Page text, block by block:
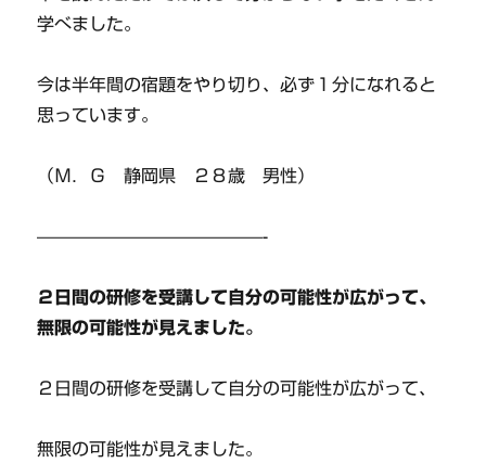
学べました。
今は半年間の宿題をやり切り、必ず１分になれると
思っています。
（Ｍ．Ｇ 静岡県 ２８歳 男性）
—————————————-
２日間の研修を受講して自分の可能性が広がって、
無限の可能性が見えました。
２日間の研修を受講して自分の可能性が広がって、
無限の可能性が見えました。